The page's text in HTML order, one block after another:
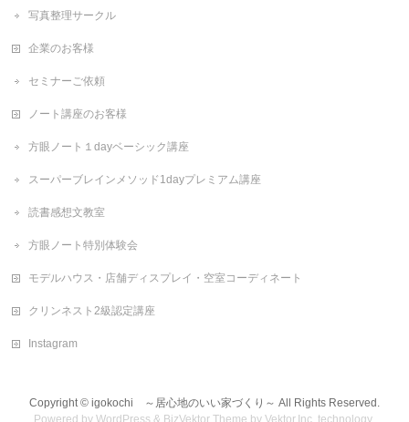
写真整理サークル
企業のお客様
セミナーご依頼
ノート講座のお客様
方眼ノート１dayベーシック講座
スーパーブレインメソッド1dayプレミアム講座
読書感想文教室
方眼ノート特別体験会
モデルハウス・店舗ディスプレイ・空室コーディネート
クリンネスト2級認定講座
Instagram
Copyright © igokochi ～居心地のいい家づくり～ All Rights Reserved.
Powered byWordPress & BizVektor Theme byVektor,Inc. technology.